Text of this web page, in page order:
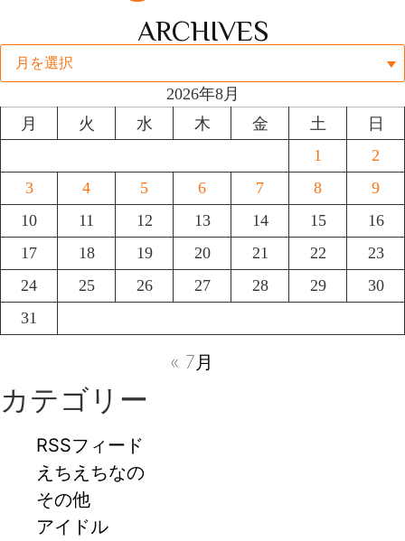
ARCHIVES
2026年8月
月 火 水 木 金 土 日
1
2
3
4 5 6 7 8
9
10
11 12 13 14 15
16
17
18 19 20 21 22
23
24
25 26 27 28 29
30
31
« 7月
カテゴリー
RSSフィード
えちえちなの
その他
アイドル